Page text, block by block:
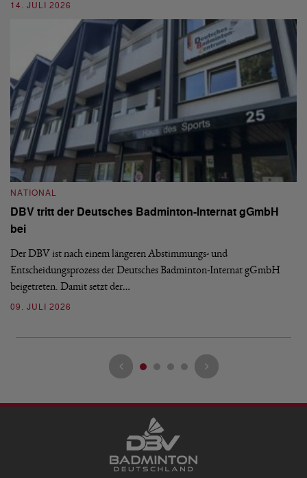
14. JULI 2026
NATIONAL
DBV tritt der Deutsches Badminton-Internat gGmbH
bei
Der DBV ist nach einem längeren Abstimmungs- und
Entscheidungsprozess der Deutsches Badminton-Internat gGmbH
beigetreten. Damit setzt der…
09. JULI 2026